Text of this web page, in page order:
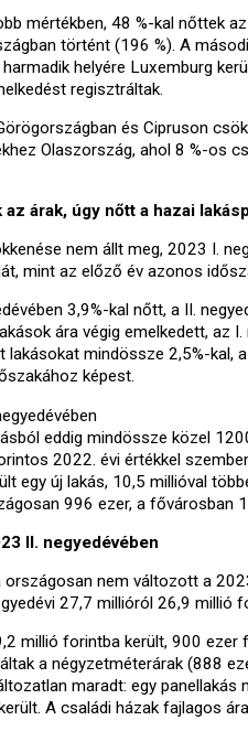
mértékben, 48 %-kal nőttek
történt (196 %). A
helyére Luxemburg
regisztráltak.
és Cipruson
Olaszország, ahol 8 %-os
az árak, úgy nőtt a hazai
nem állt meg, 2023 I.
mint az előző év azonos
3,9%-kal nőtt, a II.
ára végig emelkedett, az
lakásokat mindössze 2,5%-kal,
képest.
eddig mindössze közel
2022. évi értékkel
egy új lakás, 10,5 millióval
996 ezer, a fővárosban
II. negyedévében
országosan nem változott a
27,7 millióról 26,9 millió
millió forintba került, 900 ezer
a négyzetméterárak (888
maradt: egy panellakás
A családi házak fajlagos